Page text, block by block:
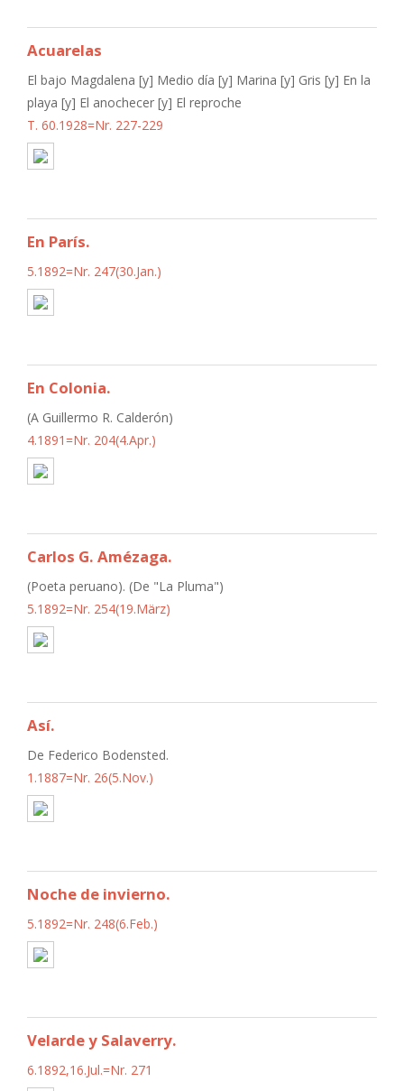
Acuarelas
El bajo Magdalena [y] Medio día [y] Marina [y] Gris [y] En la
playa [y] El anochecer [y] El reproche
T. 60.1928=Nr. 227-229
En París.
5.1892=Nr. 247(30.Jan.)
En Colonia.
(A Guillermo R. Calderón)
4.1891=Nr. 204(4.Apr.)
Carlos G. Amézaga.
(Poeta peruano). (De "La Pluma")
5.1892=Nr. 254(19.März)
Así.
De Federico Bodensted.
1.1887=Nr. 26(5.Nov.)
Noche de invierno.
5.1892=Nr. 248(6.Feb.)
Velarde y Salaverry.
6.1892,16.Jul.=Nr. 271